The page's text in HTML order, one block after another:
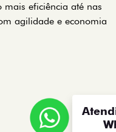
eficiência até nas
agilidade e economia